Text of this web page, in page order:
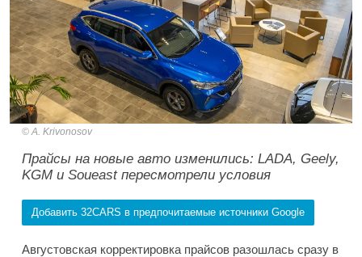
A. Krivonosov
Прайсы на новые авто изменились: LADA, Geely,
KGM и Soueast пересмотрели условия
Добавить 32CARS в предпочитаемые источники Google
Августовская корректировка прайсов разошлась сразу в